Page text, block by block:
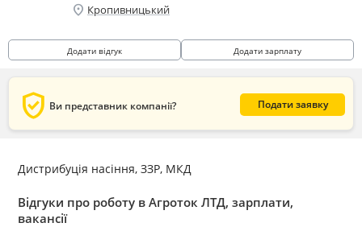
location_on Кропивницький
Додати відгук Додати зарплату
verified_user Ви представник компанії? Подати заявку
Дистрибуція насіння, ЗЗР, МКД
Відгуки про роботу в Агроток ЛТД, зарплати,
вакансії